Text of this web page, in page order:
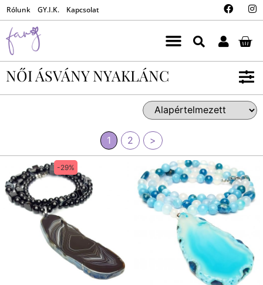
Rólunk GY.I.K. Kapcsolat
NŐI ÁSVÁNY NYAKLÁNC
1 2 >
-29%